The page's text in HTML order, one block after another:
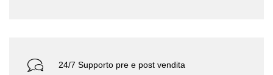
24/7 Supporto pre e post vendita